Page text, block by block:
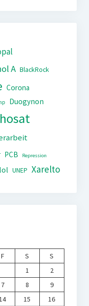
A BlackRock
Corona
Duogynon
PCB Repression
UNEP Xarelto
F S
S
1
2
7 8
9
15
16